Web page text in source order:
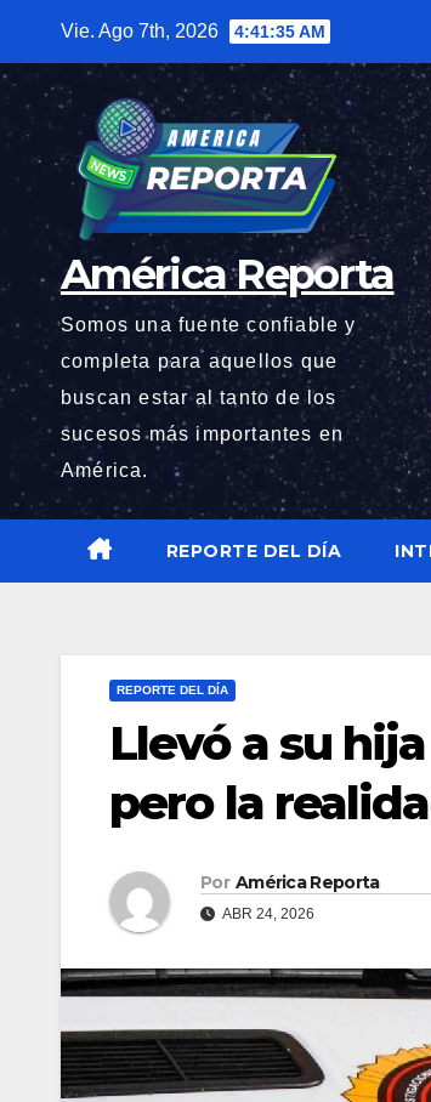
contenido
Vie. Ago 7th, 2026 4:41:36 AM
América Reporta
Somos una fuente confiable y
completa para aquellos que
buscan estar al tanto de los
sucesos más importantes en
América.
REPORTE DEL DÍA
REPORTE DEL DÍA
Llevó a su
pero la
Por América Reporta
ABR 24, 2026